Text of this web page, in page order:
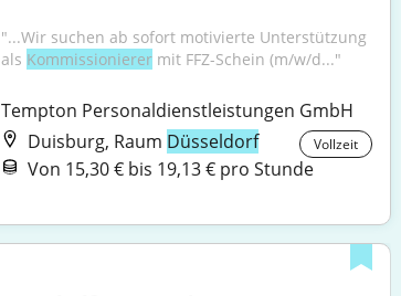
"...Wir suchen ab sofort motivierte Unterstützung
als Kommissionierer mit FFZ-Schein (m/w/d..."
Tempton Personaldienstleistungen GmbH
Duisburg, Raum Düsseldorf Vollzeit
Von 15,30 € bis 19,13 € pro Stunde